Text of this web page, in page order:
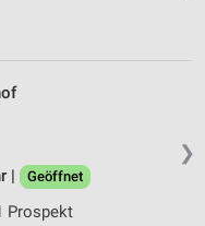
❯
|
Geöffnet
Prospekt